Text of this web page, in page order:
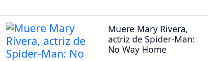
Muere Mary Rivera,
actriz de Spider-Man:
No Way Home